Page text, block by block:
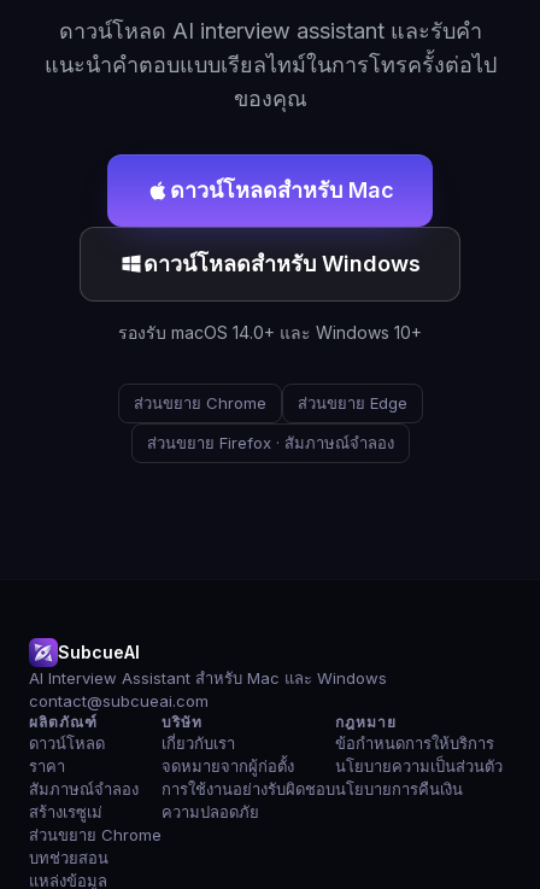
ดาวน์โหลด AI interview assistant และรับคำ
แนะนำคำตอบแบบเรียลไทม์ในการโทรครั้งต่อไป
ของคุณ
ดาวน์โหลดสำหรับ Mac
ดาวน์โหลดสำหรับ Windows
รองรับ macOS 14.0+ และ Windows 10+
ส่วนขยาย Chrome ส่วนขยาย Edge
ส่วนขยาย Firefox · สัมภาษณ์จำลอง
SubcueAI
AI Interview Assistant สำหรับ Mac และ Windows
contact@subcueai.com
ผลิตภัณฑ์
ดาวน์โหลด
ราคา
สัมภาษณ์จำลอง
สร้างเรซูเม่
ส่วนขยาย Chrome
บทช่วยสอน
แหล่งข้อมูล
บริษัท
เกี่ยวกับเรา
จดหมายจากผู้ก่อตั้ง
การใช้งานอย่างรับผิดชอบ
ความปลอดภัย
กฎหมาย
ข้อกำหนดการให้บริการ
นโยบายความเป็นส่วนตัว
นโยบายการคืนเงิน